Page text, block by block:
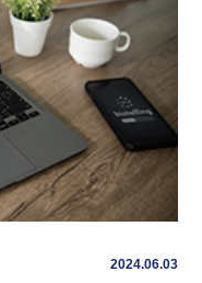
2024.06.03